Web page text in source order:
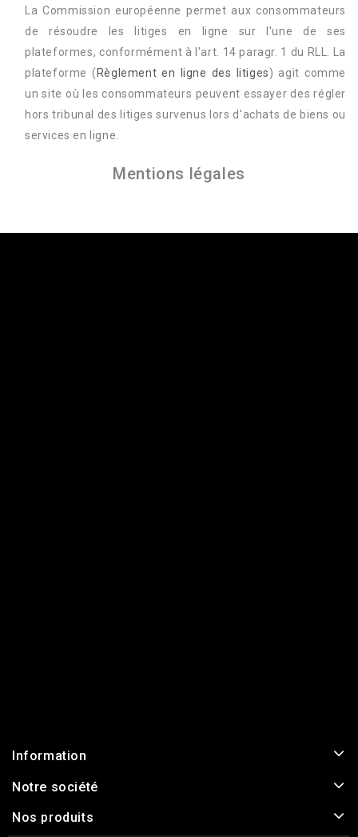
La Commission européenne permet aux consommateurs
de résoudre les litiges en ligne sur l'une de ses
plateformes, conformément à l'art. 14 paragr. 1 du RLL. La
plateforme ( Règlement en ligne des litiges) agit comme
un site où les consommateurs peuvent essayer des régler
hors tribunal des litiges survenus lors d'achats de biens ou
services en ligne.
Mentions légales
Information
Notre société
Nos produits